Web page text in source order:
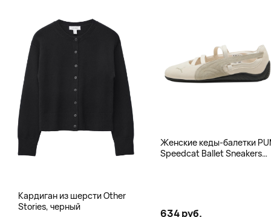
Кардиган из шерсти Other
Stories, черный
Женские кеды-балетки
Speedcat Ballet Sneakers
634 руб.